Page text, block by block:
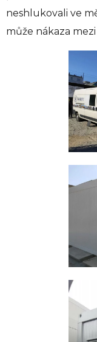
neshlukovali ve
může nákaza